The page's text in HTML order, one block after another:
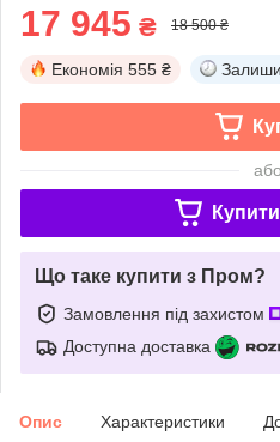
17 945 ₴ 18 500 ₴
Економія 555 ₴
або
Що таке купити з Пром?
Замовлення під захистом
Доступна доставка
Опис Характеристики